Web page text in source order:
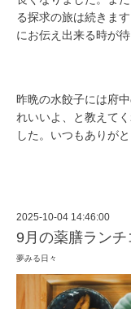
る探求の旅は続きま
にお伝え出来る時が
昨晩の水餃子には府
れいいよ、と教えて
した。いつもありがと
2025-10-04 14:46:00
9月の薬膳ランチ
夢みる日々